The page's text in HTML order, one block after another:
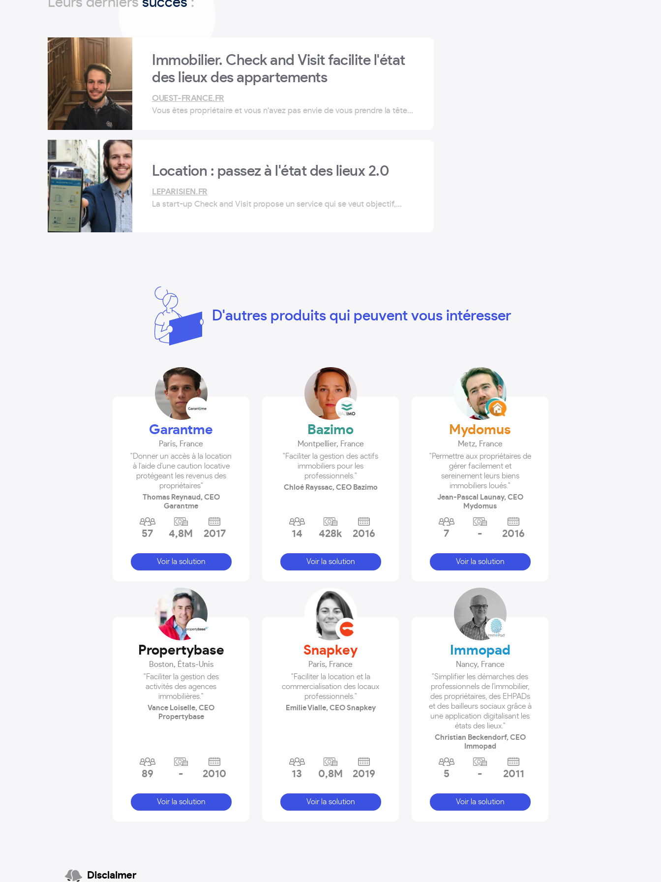
Immobilier. Check and Visit facilite l'état
des lieux des appartements
OUEST-FRANCE.FR
Vous êtes propriétaire et vous n'avez pas envie de vous prendre la tête
Location : passez à l'état des lieux 2.0
LEPARISIEN.FR
La start-up Check and Visit propose un service qui se veut objectif,
D'autres produits qui peuvent vous intéresser
Garantme
Paris, France
"Donner un accès à la location
à l'aide d'une caution locative
protégeant les revenus des
propriétaires"
Thomas Reynaud, CEO
Garantme
57 4,8M 2017
Voir la solution
Bazimo
Montpellier, France
"Faciliter la gestion des actifs
immobiliers pour les
professionnels."
Chloé Rayssac, CEO Bazimo
14 428k 2016
Voir la solution
Mydomus
Metz, France
"Permettre aux propriétaires de
gérer facilement et
sereinement leurs biens
immobiliers loués."
Jean-Pascal Launay, CEO
Mydomus
7 - 2016
Voir la solution
Propertybase
Boston, États-Unis
"Faciliter la gestion des
activités des agences
immobilières."
Vance Loiselle, CEO
Propertybase
89 - 2010
Voir la solution
Snapkey
Paris, France
"Faciliter la location et la
commercialisation des locaux
professionnels."
Emilie Vialle, CEO Snapkey
13 0,8M 2019
Voir la solution
Immopad
Nancy, France
"Simplifier les démarches des
professionnels de l'immobilier,
des propriétaires, des EHPADs
et des bailleurs sociaux grâce à
une application digitalisant les
états des lieux."
Christian Beckendorf, CEO
Immopad
5 - 2011
Voir la solution
Disclaimer